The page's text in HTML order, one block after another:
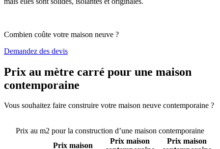
Combien coûte votre maison neuve ?
Demandez des devis
Prix au mètre carré pour une maison
contemporaine
Vous souhaitez faire construire votre maison neuve contemporaine ?
Prix au m2 pour la construction d’une maison contemporaine
Prix maison
Prix maison
Prix maison